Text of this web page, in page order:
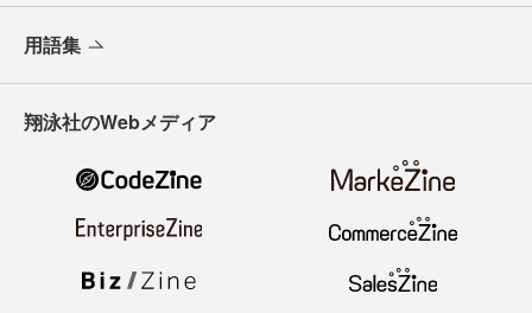
用語集
翔泳社のWebメディア